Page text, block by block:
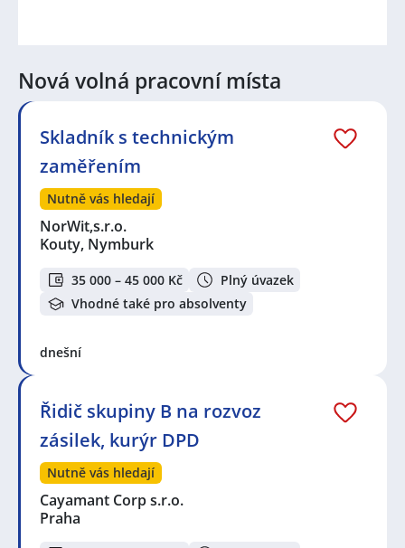
Nová volná pracovní místa
Skladník s technickým
zaměřením
Nutně vás hledají
NorWit,s.r.o.
Kouty, Nymburk
35 000 – 45 000 Kč
Plný úvazek
Vhodné také pro absolventy
dnešní
Řidič skupiny B na rozvoz
zásilek, kurýr DPD
Nutně vás hledají
Cayamant Corp s.r.o.
Praha